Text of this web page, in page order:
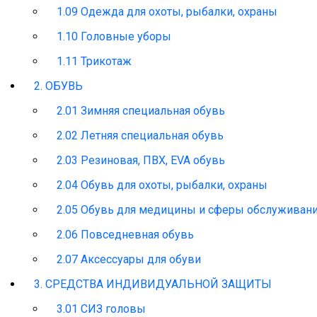
1.09 Одежда для охоты, рыбалки, охраны
1.10 Головные уборы
1.11 Трикотаж
2. ОБУВЬ
2.01 Зимняя специальная обувь
2.02 Летняя специальная обувь
2.03 Резиновая, ПВХ, EVA обувь
2.04 Обувь для охоты, рыбалки, охраны
2.05 Обувь для медицины и сферы
2.06 Повседневная обувь
2.07 Аксессуары для обуви
3. СРЕДСТВА ИНДИВИДУАЛЬНОЙ ЗАЩИТЫ
3.01 СИЗ головы